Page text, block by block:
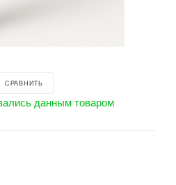
СРАВНИТЬ
данным товаром